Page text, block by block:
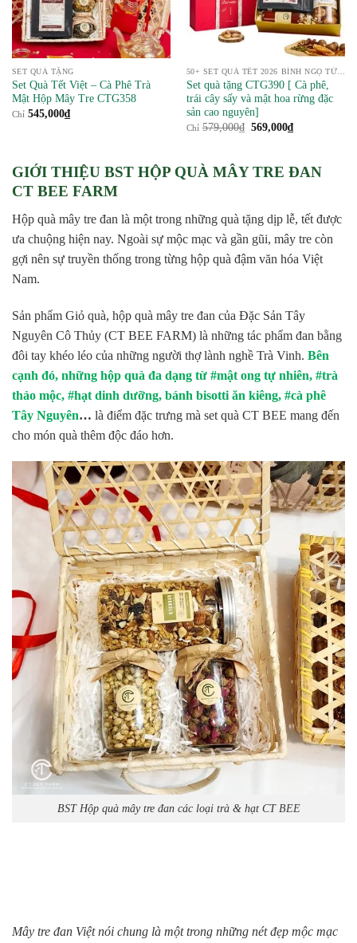
SET QUÀ TẶNG
Set Quà Tết Việt – Cà Phê Trà
Mật Hộp Mây Tre CTG358
Chỉ 545,000₫
Set quà tặng CTG390 [ Cà phê,
trái cây sấy và mật hoa rừng đặc
sản cao nguyên]
Chỉ 579,000₫ Giá
569,000₫Giá
hiện
569,000₫.
GIỚI THIỆU BST HỘP QUÀ MÂY TRE ĐAN
CT BEE FARM
Hộp quà mây tre đan là một trong những quà tặng dịp lễ, tết được
ưa chuộng hiện nay. Ngoài sự mộc mạc và gần gũi, mây tre còn
gợi nên sự truyền thống trong từng hộp quà đậm văn hóa Việt
Nam.
Sản phẩm Giỏ quà, hộp quà mây tre đan của Đặc Sản Tây
Nguyên Cô Thủy (CT BEE FARM) là những tác phẩm đan bằng
đôi tay khéo léo của những người thợ lành nghề Trà Vinh. Bên
cạnh đó, những hộp quà đa dạng từ #mật ong tự nhiên, #trà
thảo mộc, #hạt dinh dưỡng, bánh bisotti ăn kiêng, #cà phê
Tây Nguyên… là điểm đặc trưng mà set quà CT BEE mang đến
cho món quà thêm độc đáo hơn.
BST Hộp quà mây tre đan các loại trà & hạt CT BEE
Mây tre đan Việt nói chung là một trong những nét đẹp mộc mạc